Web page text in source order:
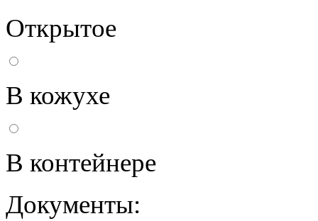
Открытое
В кожухе
В контейнере
Документы: